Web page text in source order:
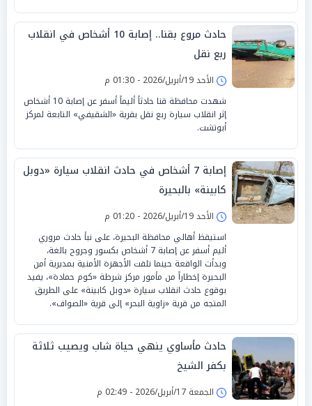
حادث مروع بقنا.. إصابة 10 أشخاص في انقلاب
ربع نقل
الأحد 19/أبريل/2026 - 01:30 م
شهدت محافظة قنا حادثاً أليماً أسفر عن إصابة 10 أشخاص
إثر انقلاب سيارة ربع نقل بقرية «الشقيفي» التابعة لمركز
أبوتشت.
إصابة 7 أشخاص في حادث انقلاب سيارة «دوبل
كابينة» بالبحيرة
الأحد 19/أبريل/2026 - 01:20 م
استيقظ أهالي محافظة البحيرة، على نبأ حادث مروري
أليم أسفر عن إصابة 7 أشخاص بكسور وجروح بالغة،
وبدأت الواقعة حينما تلقت الأجهزة الأمنية بمديرية أمن
البحيرة إخطاراً من مأمور مركز شرطة «كوم حمادة»، يفيد
بوقوع حادث انقلاب سيارة «دوبل كابينة» على الطريق
المتجه من قرية «زاوية البحر» إلى قرية «الصواف».
حادث مأساوي ينهي حياة شاب ويصيب ثلاثة
بكفر الشيخ
الجمعة 17/أبريل/2026 - 02:49 م